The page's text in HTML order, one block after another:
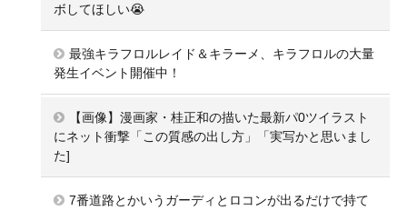
ボしてほしい😭
最強キラフロルレイド＆キラーメ、キラフロルの大量
発生イベント開催中！
【画像】漫画家・桂正和の描いた最新パ0ツイラスト
にネット衝撃「この質感の出し方」「実写かと思いまし
た]
7番道路とかいうガーディとロコンが出るだけで持て